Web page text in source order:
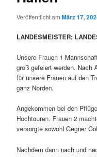
Veröffentlicht amMärz 17,
LANDESMEISTER;
Unsere Frauen 1
groß gefeiert werden. Nach
für unsere Frauen auf den
ganz Norden.
Angekommen bei den
Hochtouren. Frauen 2
versorgte sowohl Gegner
Nachdem dann nach und